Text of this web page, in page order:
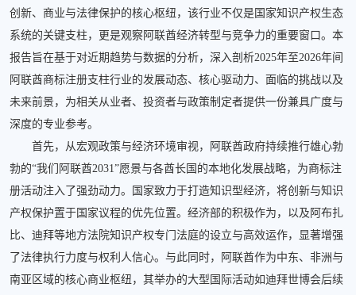
创新、商业与法律保护的核心枢纽，该行业不仅是国家知识产权生态
系统的关键支柱，更是观察阿联酋经济转型与竞争力的重要窗口。本
报告旨在基于对近期趋势与数据的分析，深入剖析2025年至2026年间
阿联酋商标注册支柱行业的发展动态、核心驱动力、面临的挑战以及
未来前景，为相关从业者、投资者与政策制定者提供一份兼具广度与
深度的专业参考。
首先，从宏观政策与经济环境审视，阿联酋政府持续推行雄心勃
勃的“我们阿联酋2031”愿景与各酋长国的本地化发展战略，为商标注
册活动注入了强劲动力。国家致力于打造知识型经济，将创新与知识
产权保护置于国家议程的优先位置。经济部的积极作为，以及阿布扎
比、迪拜等地方法院知识产权专门法庭的设立与高效运作，显著增强
了法律执行力度与权利人信心。与此同时，阿联酋作为中东、非洲与
南亚区域的核心商业枢纽，其举办的大型国际活动如迪拜世博会后续